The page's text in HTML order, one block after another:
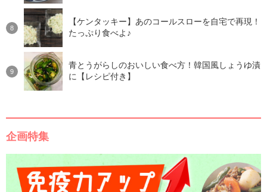
【ケンタッキー】あのコールスローを自宅で再現！
たっぷり食べよ♪
青とうがらしのおいしい食べ方！韓国風しょうゆ漬
に【レシピ付き】
企画特集